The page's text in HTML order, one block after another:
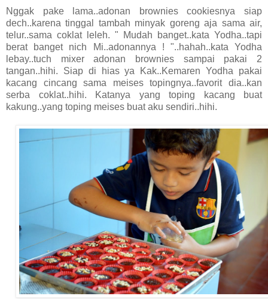
Nggak pake lama..adonan brownies cookiesnya siap
dech..karena tinggal tambah minyak goreng aja sama air,
telur..sama coklat leleh. " Mudah banget..kata Yodha..tapi
berat banget nich Mi..adonannya ! "..hahah..kata Yodha
lebay..tuch mixer adonan brownies sampai pakai 2
tangan..hihi. Siap di hias ya Kak..Kemaren Yodha pakai
kacang cincang sama meises topingnya..favorit dia..kan
serba coklat..hihi. Katanya yang toping kacang buat
kakung..yang toping meises buat aku sendiri..hihi.